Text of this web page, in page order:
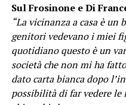
Sul Frosinone e Di
“La vicinanza a casa è
genitori vedevano i miei
quotidiano questo è un
società che non mi ha
dato carta bianca dopo
possibilità di far vedere